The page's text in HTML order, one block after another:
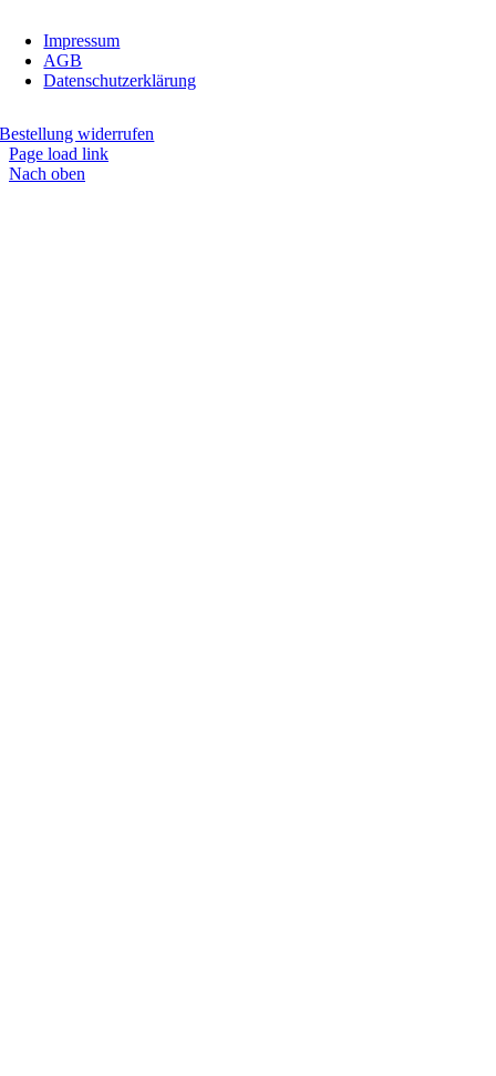
Impressum
AGB
Datenschutzerklärung
Bestellung widerrufen
Page load link
Nach oben